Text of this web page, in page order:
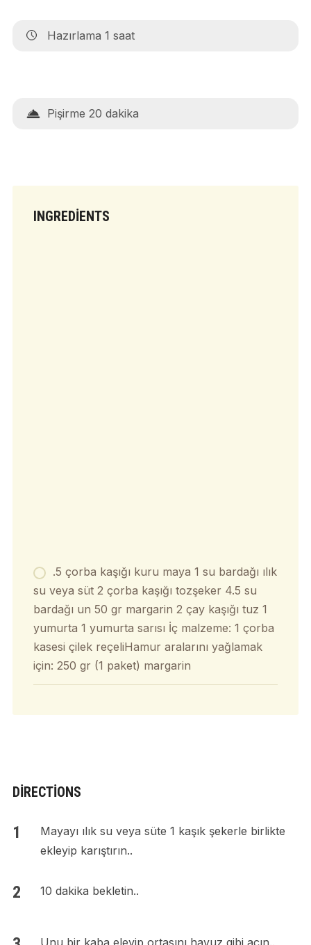
Hazırlama 1 saat
Pişirme 20 dakika
INGREDIENTS
.5 çorba kaşığı kuru maya 1 su bardağı ılık
su veya süt 2 çorba kaşığı tozşeker 4.5 su
bardağı un 50 gr margarin 2 çay kaşığı tuz 1
yumurta 1 yumurta sarısı İç malzeme: 1 çorba
kasesi çilek reçeliHamur aralarını yağlamak
için: 250 gr (1 paket) margarin
DIRECTIONS
Mayayı ılık su veya süte 1 kaşık şekerle birlikte
ekleyip karıştırın..
10 dakika bekletin..